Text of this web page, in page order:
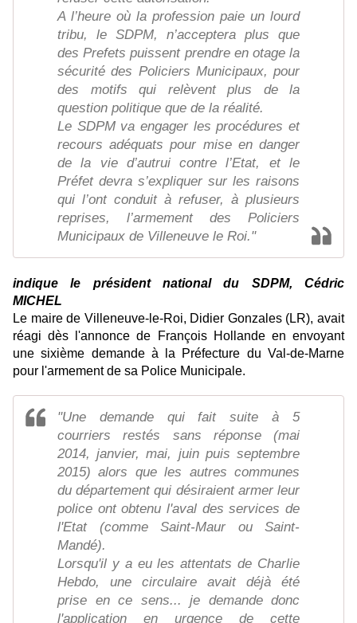
A l’heure où la profession paie un lourd
tribu, le SDPM, n’acceptera plus que
des Prefets puissent prendre en otage la
sécurité des Policiers Municipaux, pour
des motifs qui relèvent plus de la
question politique que de la réalité.
Le SDPM va engager les procédures et
recours adéquats pour mise en danger
de la vie d’autrui contre l’Etat, et le
Préfet devra s’expliquer sur les raisons
qui l’ont conduit à refuser, à plusieurs
reprises, l’armement des Policiers
Municipaux de Villeneuve le Roi."
indique le président national du SDPM, Cédric
MICHEL
Le maire de Villeneuve-le-Roi, Didier Gonzales (LR), avait
réagi dès l'annonce de François Hollande en envoyant
une sixième demande à la Préfecture du Val-de-Marne
pour l'armement de sa Police Municipale.
"Une demande qui fait suite à 5
courriers restés sans réponse (mai
2014, janvier, mai, juin puis septembre
2015) alors que les autres communes
du département qui désiraient armer leur
police ont obtenu l'aval des services de
l'Etat (comme Saint-Maur ou Saint-
Mandé).
Lorsqu'il y a eu les attentats de Charlie
Hebdo, une circulaire avait déjà été
prise en ce sens... je demande donc
l'application en urgence de cette